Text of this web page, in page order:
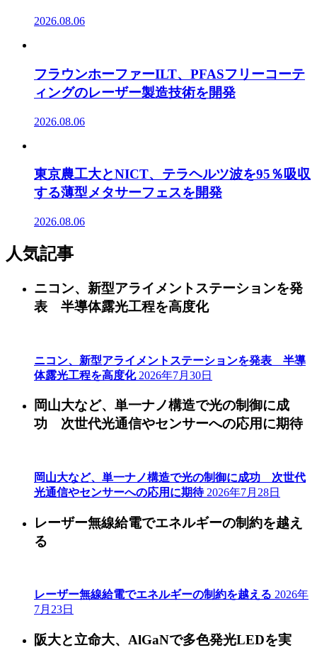
2026.08.06
フラウンホーファーILT、PFASフリーコーテ
ィングのレーザー製造技術を開発
2026.08.06
東京農工大とNICT、テラヘルツ波を95％吸収
する薄型メタサーフェスを開発
2026.08.06
人気記事
ニコン、新型アライメントステーションを発
表 半導体露光工程を高度化
ニコン、新型アライメントステーションを発表 半導
体露光工程を高度化 2026年7月30日
岡山大など、単一ナノ構造で光の制御に成
功 次世代光通信やセンサーへの応用に期待
岡山大など、単一ナノ構造で光の制御に成功 次世代
光通信やセンサーへの応用に期待 2026年7月28日
レーザー無線給電でエネルギーの制約を越え
る
レーザー無線給電でエネルギーの制約を越える 2026年
7月23日
阪大と立命大、AlGaNで多色発光LEDを実